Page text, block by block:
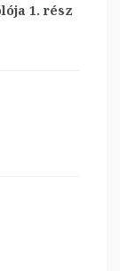
1. rész